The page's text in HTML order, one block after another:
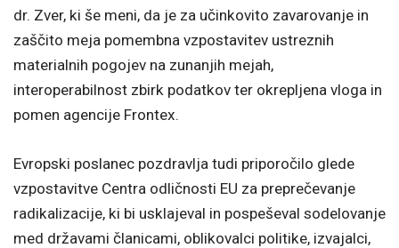
dr. Zver, ki še meni, da je za učinkovito zavarovanje in
zaščito meja pomembna vzpostavitev ustreznih
materialnih pogojev na zunanjih mejah,
interoperabilnost zbirk podatkov ter okrepljena vloga in
pomen agencije Frontex.
Evropski poslanec pozdravlja tudi priporočilo glede
vzpostavitve Centra odličnosti EU za preprečevanje
radikalizacije, ki bi usklajeval in pospeševal sodelovanje
med državami članicami, oblikovalci politike, izvajalci,